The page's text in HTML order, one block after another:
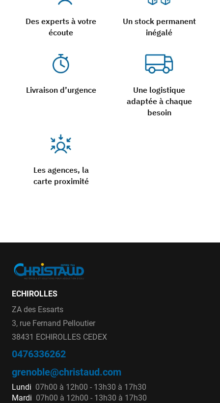
Des experts à votre
écoute
Un stock permanent
inégalé
Livraison d’urgence
Une logistique
adaptée à chaque
besoin
Les agences, la
carte proximité
ECHIROLLES
ZA des Essarts
3, rue Fernand Pelloutier
38431 ECHIROLLES CEDEX
0476336262
grenoble@christaud.com
Lundi 07h00 à 12h00 - 13h30 à 17h30
Mardi 07h00 à 12h00 - 13h30 à 17h30